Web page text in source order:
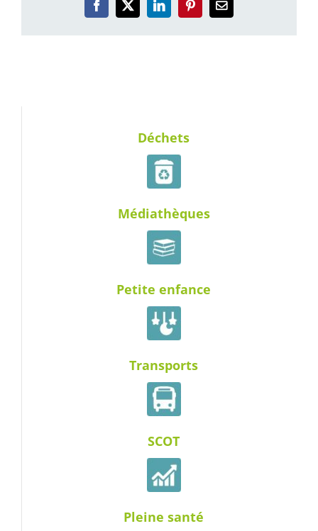
Facebook
X LinkedInPinterestEmail
Déchets
Médiathèques
Petite enfance
Transports
SCOT
Pleine santé